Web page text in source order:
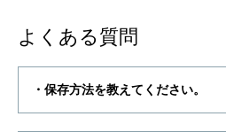
よくある質問
・保存方法を教えてください。